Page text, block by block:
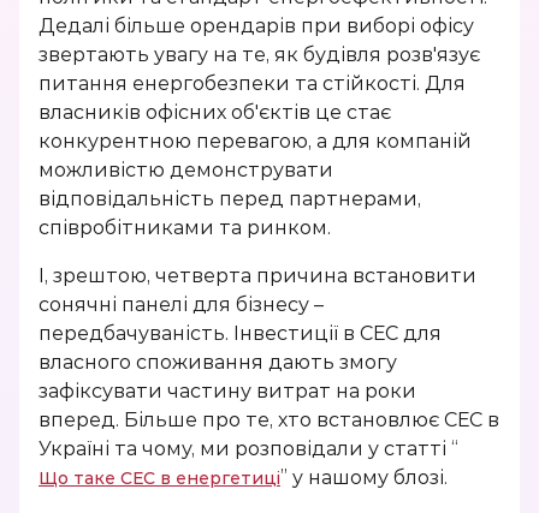
Дедалі більше орендарів при виборі офісу
звертають увагу на те, як будівля розв'язує
питання енергобезпеки та стійкості. Для
власників офісних об'єктів це стає
конкурентною перевагою, а для компаній
можливістю демонструвати
відповідальність перед партнерами,
співробітниками та ринком.
І, зрештою, четверта причина встановити
сонячні панелі для бізнесу –
передбачуваність. Інвестиції в СЕС для
власного споживання дають змогу
зафіксувати частину витрат на роки
вперед. Більше про те, хто встановлює СЕС в
Україні та чому, ми розповідали у статті “
Що таке СЕС в енергетиці” у нашому блозі.